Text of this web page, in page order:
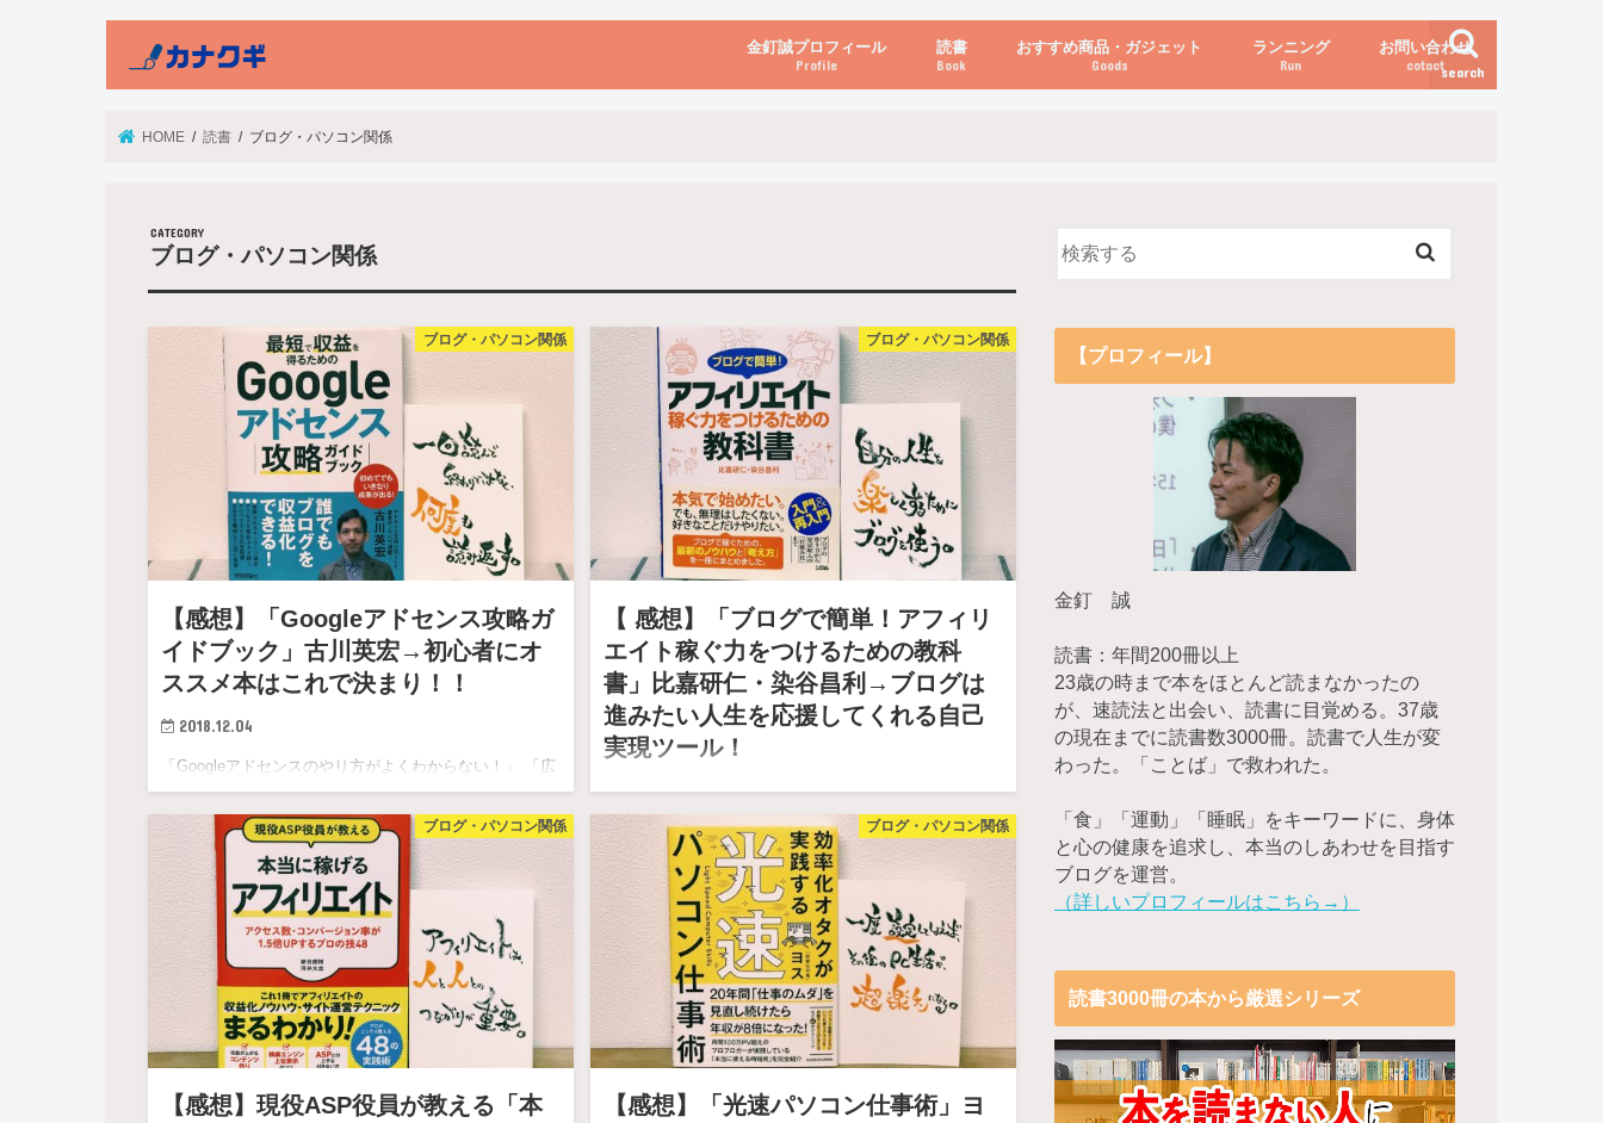
search
金釘誠プロフィール
Profile
読書
Book
おすすめ商品・ガジェット
Goods
ランニング
Run
お問い合わせ
cotact
HOME 読書 ブログ・パソコン関係
ブログ・パソコン関係
ブログ・パソコン関係
【感想】「Googleアドセンス攻略ガ
イドブック」古川英宏→初心者にオ
ススメ本はこれで決まり！！
2018.12.04
「Googleアドセンスのやり方がよくわからない！」 「広
な…
ブログ・パソコン関係
【 感想】「ブログで簡単！アフィリ
エイト稼ぐ力をつけるための教科
書」比嘉研仁・染谷昌利→ブログは
進みたい人生を応援してくれる自己
実現ツール！
2018.09.28
『ブログで稼ぐ』といってもいろんなやり方がある。
「クレジットカードのアフィリエイトは儲かる！」「100
記事と…
ブログ・パソコン関係
【感想】現役ASP役員が教える「本
ブログ・パソコン関係
【感想】「光速パソコン仕事術」ヨ
【プロフィール】
金釘 誠
読書：年間200冊以上
23歳の時まで本をほとんど読まなかったの
が、速読法と出会い、読書に目覚める。37歳
の現在までに読書数3000冊。読書で人生が変
わった。「ことば」で救われた。
「食」「運動」「睡眠」をキーワードに、身体
と心の健康を追求し、本当のしあわせを目指す
ブログを運営。
（詳しいプロフィールはこちら→）
読書3000冊の本から厳選シリーズ